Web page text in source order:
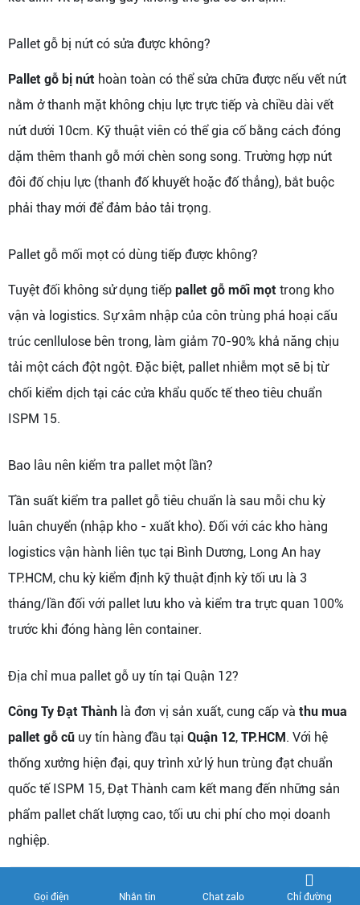
Pallet gỗ bị nứt có sửa được không?
Pallet gỗ bị nứt hoàn toàn có thể sửa chữa được nếu vết nứt
nằm ở thanh mặt không chịu lực trực tiếp và chiều dài vết
nứt dưới 10cm. Kỹ thuật viên có thể gia cố bằng cách đóng
dặm thêm thanh gỗ mới chèn song song. Trường hợp nứt
đôi đố chịu lực (thanh đố khuyết hoặc đố thẳng), bắt buộc
phải thay mới để đảm bảo tải trọng.
Pallet gỗ mối mọt có dùng tiếp được không?
Tuyệt đối không sử dụng tiếp pallet gỗ mối mọt trong kho
vận và logistics. Sự xâm nhập của côn trùng phá hoại cấu
trúc cenllulose bên trong, làm giảm 70-90% khả năng chịu
tải một cách đột ngột. Đặc biệt, pallet nhiễm mọt sẽ bị từ
chối kiểm dịch tại các cửa khẩu quốc tế theo tiêu chuẩn
ISPM 15.
Bao lâu nên kiểm tra pallet một lần?
Tần suất kiểm tra pallet gỗ tiêu chuẩn là sau mỗi chu kỳ
luân chuyển (nhập kho - xuất kho). Đối với các kho hàng
logistics vận hành liên tục tại Bình Dương, Long An hay
TP.HCM, chu kỳ kiểm định kỹ thuật định kỳ tối ưu là 3
tháng/lần đối với pallet lưu kho và kiểm tra trực quan 100%
trước khi đóng hàng lên container.
Địa chỉ mua pallet gỗ uy tín tại Quận 12?
Công Ty Đạt Thành là đơn vị sản xuất, cung cấp và thu mua
pallet gỗ cũ uy tín hàng đầu tại Quận 12, TP.HCM. Với hệ
thống xưởng hiện đại, quy trình xử lý hun trùng đạt chuẩn
quốc tế ISPM 15, Đạt Thành cam kết mang đến những sản
phẩm pallet chất lượng cao, tối ưu chi phí cho mọi doanh
nghiệp.
Gọi điện Nhắn tin Chat zalo Chỉ đường